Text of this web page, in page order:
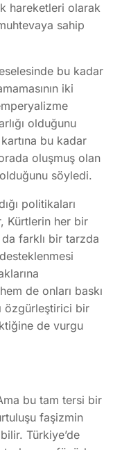
hareketleri olarak
sahip
bu kadar
iki
olduğunu
bu kadar
oluşmuş olan
söyledi.
politikaları
Kürtlerin her bir
farklı bir tarzda
de onları baskı
özgürleştirici bir
de vurgu
bu tam tersi bir
faşizmin
Türkiye’de